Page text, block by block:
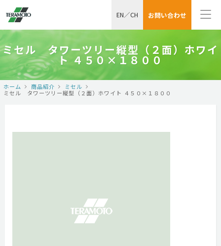
お問い合わせ
EN／CH
ミセル タワーツリー縦型（２面）ホワイ
ト ４５０×１８００
ホーム 商品紹介
ミセル
ミセル タワーツリー縦型（２面）ホワイト ４５０×１８００